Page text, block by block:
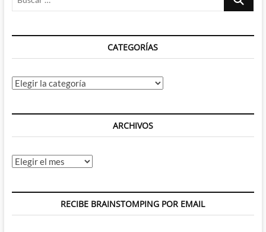
CATEGORÍAS
Categorías
ARCHIVOS
Archivos
RECIBE BRAINSTOMPING POR EMAIL